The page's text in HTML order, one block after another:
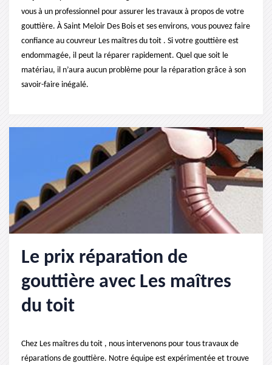
vous à un professionnel pour assurer les travaux à propos de votre
gouttière. À Saint Meloir Des Bois et ses environs, vous pouvez faire
confiance au couvreur Les maîtres du toit . Si votre gouttière est
endommagée, il peut la réparer rapidement. Quel que soit le
matériau, il n’aura aucun problème pour la réparation grâce à son
savoir-faire inégalé.
Le prix réparation de
gouttière avec Les maîtres
du toit
Chez Les maîtres du toit , nous intervenons pour tous travaux de
réparations de gouttière. Notre équipe est expérimentée et trouve